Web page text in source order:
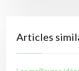
Articles